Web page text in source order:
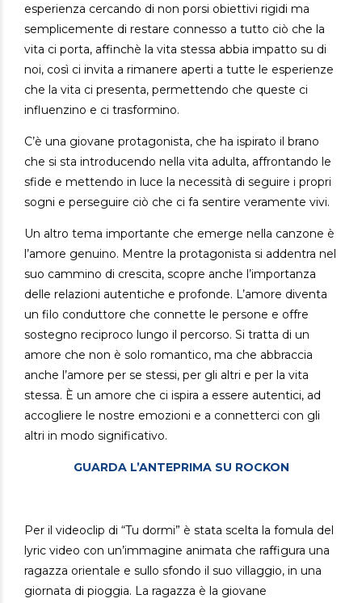
esperienza cercando di non porsi obiettivi rigidi ma
semplicemente di restare connesso a tutto ciò che la
vita ci porta, affinchè la vita stessa abbia impatto su di
noi, così ci invita a rimanere aperti a tutte le esperienze
che la vita ci presenta, permettendo che queste ci
influenzino e ci trasformino.
C’è una giovane protagonista, che ha ispirato il brano
che si sta introducendo nella vita adulta, affrontando le
sfide e mettendo in luce la necessità di seguire i propri
sogni e perseguire ciò che ci fa sentire veramente vivi.
Un altro tema importante che emerge nella canzone è
l’amore genuino. Mentre la protagonista si addentra nel
suo cammino di crescita, scopre anche l’importanza
delle relazioni autentiche e profonde. L’amore diventa
un filo conduttore che connette le persone e offre
sostegno reciproco lungo il percorso. Si tratta di un
amore che non è solo romantico, ma che abbraccia
anche l’amore per se stessi, per gli altri e per la vita
stessa. È un amore che ci ispira a essere autentici, ad
accogliere le nostre emozioni e a connetterci con gli
altri in modo significativo.
GUARDA L’ANTEPRIMA SU ROCKON
Per il videoclip di “Tu dormi” è stata scelta la fomula del
lyric video con un’immagine animata che raffigura una
ragazza orientale e sullo sfondo il suo villaggio, in una
giornata di pioggia. La ragazza è la giovane